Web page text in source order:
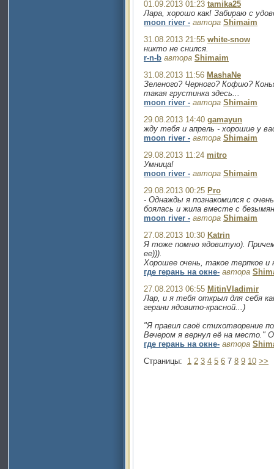
01.09.2013 01:23 tamika25
Лара, хорошо как! Забираю с
moon river - автора Shimaim
31.08.2013 21:55 white-snow
никто не снился.
r-n-b автора Shimaim
31.08.2013 11:56 MashaNe
Зеленого? Черного? Кофию?
такая грустинка здесь...
moon river - автора Shimaim
29.08.2013 14:40 gamayun
жду тебя и апрель - хорошие у
moon river - автора Shimaim
29.08.2013 11:24 mitro
Умница!
moon river - автора Shimaim
29.08.2013 00:25 Pro
- Однажды я познакомился с
боялась и жила вместе с
moon river - автора Shimaim
27.08.2013 10:30 Katrin
Я тоже помню ядовитую).
ее))).
Хорошее очень, такое терпкое и
где герань на окне- автора
27.08.2013 06:55 MitinVladimir
Лар, и я тебя открыл для себя
герани ядовито-красной...)
"Я правил своё стихотворение
Вечером я вернул её на место."
где герань на окне- автора
Страницы: 1 2 3 4 5 6 7 8 9 10 >>